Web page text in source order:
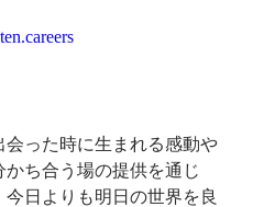
った時に生まれる感動や
ち合う場の提供を通じ
日よりも明日の世界を良